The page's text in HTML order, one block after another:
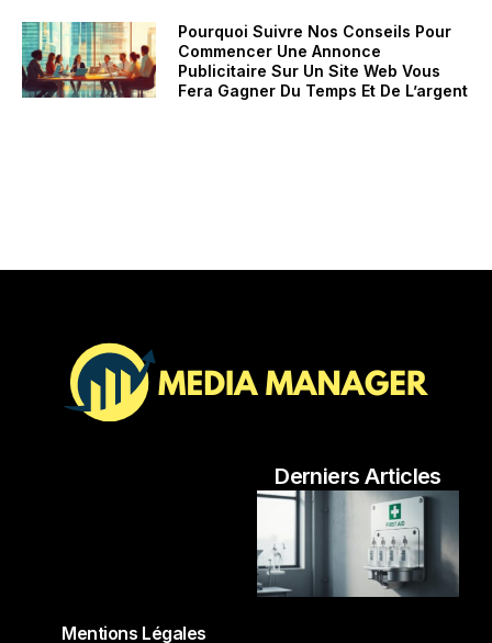
Pourquoi Suivre Nos Conseils Pour
Commencer Une Annonce
Publicitaire Sur Un Site Web Vous
Fera Gagner Du Temps Et De L’argent
Derniers Articles
Mentions Légales